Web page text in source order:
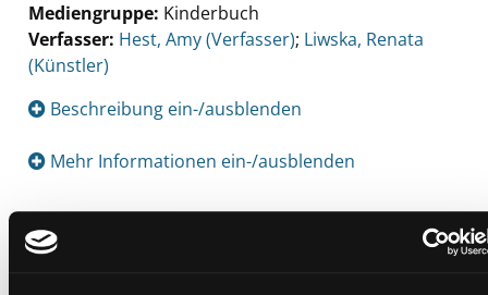
Mediengruppe: Kinderbuch
Verfasser: Suche nach diesem Verfasser
Hest, Amy (Verfasser); Liwska, Renata
(Künstler)
Beschreibung ein-/ausblenden
Mehr Informationen ein-/ausblenden
Exemplare